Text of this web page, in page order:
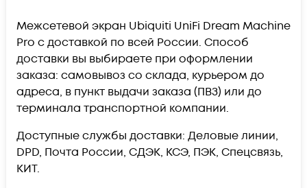
Межсетевой экран Ubiquiti UniFi Dream Machine
Pro c доставкой по всей России. Способ
доставки вы выбираете при оформлении
заказа: самовывоз со склада, курьером до
адреса, в пункт выдачи заказа (ПВЗ) или до
терминала транспортной компании.
Доступные службы доставки: Деловые линии,
DPD, Почта России, СДЭК, КСЭ, ПЭК, Спецсвязь,
КИТ.